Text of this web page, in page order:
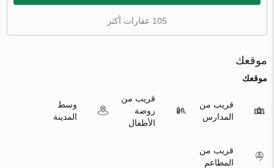
105 عقارات أكثر
موقعك
موقعك
قريب من
المدارس
قريب من
روضة
الأطفال
وسط
المدينة
قريب من
المطاعم